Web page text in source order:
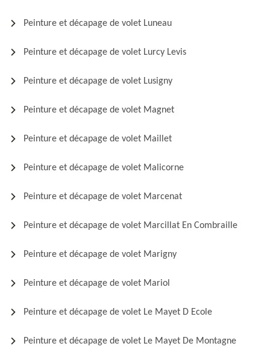
Peinture et décapage de volet Luneau
Peinture et décapage de volet Lurcy Levis
Peinture et décapage de volet Lusigny
Peinture et décapage de volet Magnet
Peinture et décapage de volet Maillet
Peinture et décapage de volet Malicorne
Peinture et décapage de volet Marcenat
Peinture et décapage de volet Marcillat En Combraille
Peinture et décapage de volet Marigny
Peinture et décapage de volet Mariol
Peinture et décapage de volet Le Mayet D Ecole
Peinture et décapage de volet Le Mayet De Montagne